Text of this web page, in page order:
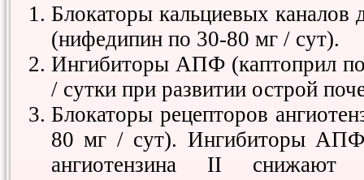
Блокаторы кальциевых каналов
(нифедипин по 30-80 мг / сут).
Ингибиторы АПФ (каптоприл
/ сутки при развитии острой
Блокаторы рецепторов
80 мг / сут). Ингибиторы АПФ
ангиотензина II снижают